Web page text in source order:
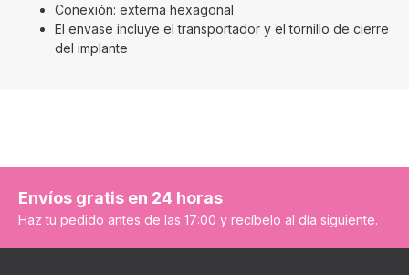
Conexión: externa hexagonal
El envase incluye el transportador y el tornillo de cierre
del implante
Envíos gratis en 24 horas
Haz tu pedido antes de las 17:00 y recíbelo al día siguiente.